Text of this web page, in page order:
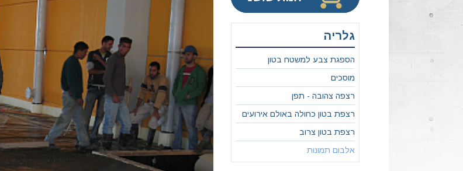
גלריה
הספגת צבע למשטח בטון
מוסכים
רצפה צהובה - תפן
רצפת בטון כחולה באולם אירועים
רצפת בטון צרוב
אלבום תמונות